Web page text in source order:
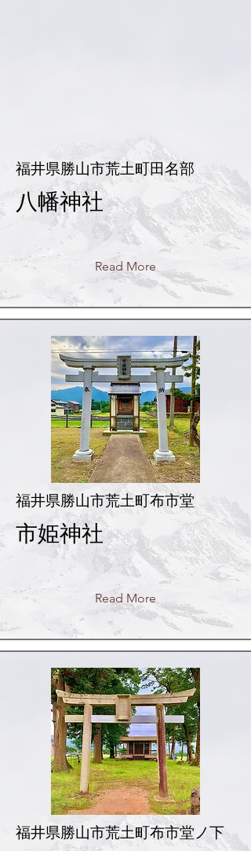
福井県勝山市荒土町田名部
八幡神社
Read More
福井県勝山市荒土町布市堂
市姫神社
Read More
福井県勝山市荒土町布市堂ノ下